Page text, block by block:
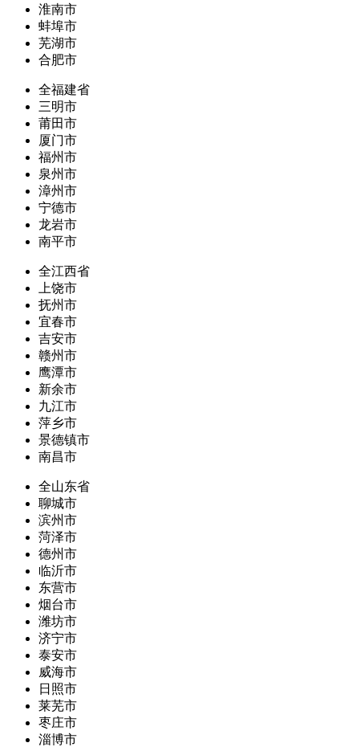
淮南市
蚌埠市
芜湖市
合肥市
全福建省
三明市
莆田市
厦门市
福州市
泉州市
漳州市
宁德市
龙岩市
南平市
全江西省
上饶市
抚州市
宜春市
吉安市
赣州市
鹰潭市
新余市
九江市
萍乡市
景德镇市
南昌市
全山东省
聊城市
滨州市
菏泽市
德州市
临沂市
东营市
烟台市
潍坊市
济宁市
泰安市
威海市
日照市
莱芜市
枣庄市
淄博市